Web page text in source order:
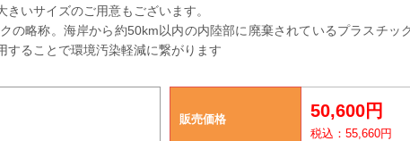
いサイズのご用意もございます。
の略称。海岸から約50km以内の内陸部に廃棄されているプラスチッ
することで環境汚染軽減に繋がります
販売価格 50,600円
税込：55,660円